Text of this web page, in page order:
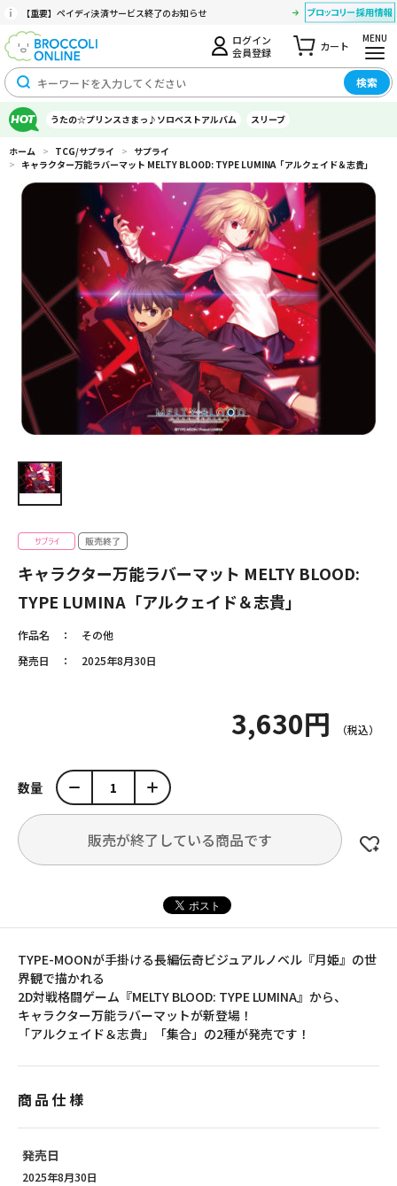
【重要】ペイディ決済サービス終了のお知らせ
ログイン
会員登録
カート
MENU
検索
うたの☆プリンスさまっ♪ソロベストアルバム スリーブ
ホーム > TCG/サプライ > サプライ
> キャラクター万能ラバーマット MELTY BLOOD: TYPE LUMINA「アルクェイド＆志貴」
キャラクター万能ラバーマット MELTY BLOOD:
TYPE LUMINA「アルクェイド＆志貴」
作品名
その他
発売日
2025年8月30日
3,630円
数量
販売が終了している商品です
TYPE-MOONが手掛ける長編伝奇ビジュアルノベル『月姫』の世
界観で描かれる
2D対戦格闘ゲーム『MELTY BLOOD: TYPE LUMINA』から、
キャラクター万能ラバーマットが新登場！
「アルクェイド＆志貴」「集合」の2種が発売です！
商品仕様
発売日
2025年8月30日